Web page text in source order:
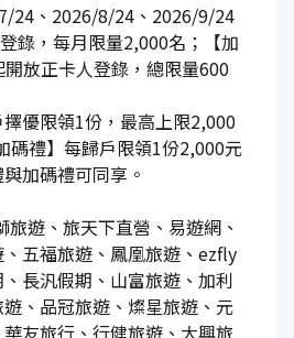
24、2026/8/24、2026/9/24
錄，每月限量2,000名；【加
放正卡人登錄，總限量600
優限領1份，最高上限2,000
禮】每歸戶限領1份2,000元
加碼禮可同享。
遊、旅天下直營、易遊網、
五福旅遊、鳳凰旅遊、ezfly
長汎假期、山富旅遊、加利
、品冠旅遊、燦星旅遊、元
友旅行、行健旅遊、大興旅